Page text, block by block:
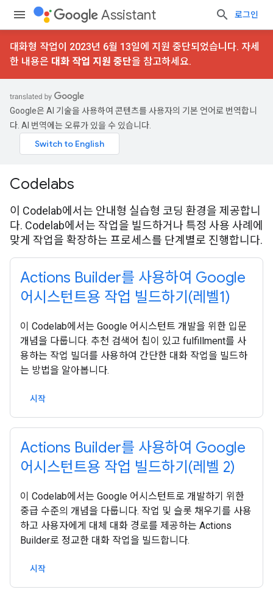
Assistant 로그인
대화형 작업이 2023년 6월 13일에 지원 중단되었습니다. 자세
한 내용은 대화 작업 지원 중단을 참고하세요.
Google은 AI 기술을 사용하여 콘텐츠를 사용자의 기본 언어로 번역합니
다. AI 번역에는 오류가 있을 수 있습니다.
Codelabs
이 Codelab에서는 안내형 실습형 코딩 환경을 제공합니
다. Codelab에서는 작업을 빌드하거나 특정 사용 사례에
맞게 작업을 확장하는 프로세스를 단계별로 진행합니다.
Actions Builder를 사용하여 Google
어시스턴트용 작업 빌드하기(레벨1)
이 Codelab에서는 Google 어시스턴트 개발을 위한 입문
개념을 다룹니다. 추천 검색어 칩이 있고 fulfillment를 사
용하는 작업 빌더를 사용하여 간단한 대화 작업을 빌드하
는 방법을 알아봅니다.
시작
Actions Builder를 사용하여 Google
어시스턴트용 작업 빌드하기(레벨 2)
이 Codelab에서는 Google 어시스턴트로 개발하기 위한
중급 수준의 개념을 다룹니다. 작업 및 슬롯 채우기를 사용
하고 사용자에게 대체 대화 경로를 제공하는 Actions
Builder로 정교한 대화 작업을 빌드합니다.
시작